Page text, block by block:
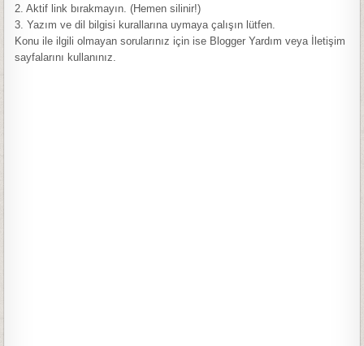
2. Aktif link bırakmayın. (Hemen silinir!)
3. Yazım ve dil bilgisi kurallarına uymaya çalışın lütfen.
Konu ile ilgili olmayan sorularınız için ise Blogger Yardım veya İletişim
sayfalarını kullanınız.